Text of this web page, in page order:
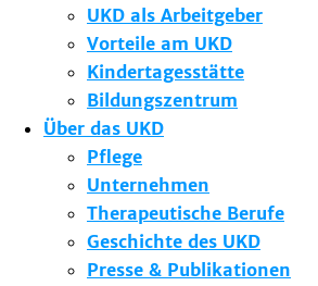
UKD als Arbeitgeber
Vorteile am UKD
Kindertagesstätte
Bildungszentrum
Über das UKD
Pflege
Unternehmen
Therapeutische Berufe
Geschichte des UKD
Presse & Publikationen